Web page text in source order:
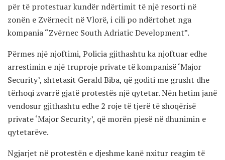
për të protestuar kundër ndërtimit të një resorti në
zonën e Zvërnecit në Vlorë, i cili po ndërtohet nga
kompania “Zvërnec South Adriatic Development”.
Përmes një njoftimi, Policia gjithashtu ka njoftuar edhe
arrestimin e një truproje private të kompanisë ‘Major
Security’, shtetasit Gerald Biba, që goditi me grusht dhe
tërhoqi zvarrë gjatë protestës një qytetar. Nën hetim janë
vendosur gjithashtu edhe 2 roje të tjerë të shoqërisë
private ‘Major Security’, që morën pjesë në dhunimin e
qytetarëve.
Ngjarjet në protestën e djeshme kanë nxitur reagim të